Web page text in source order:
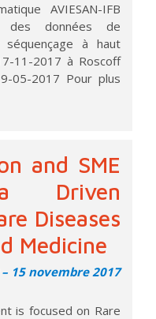
AVIESAN-IFB
des données de
séquençage à haut
11-2017 à Roscoff
05-2017 Pour plus
and SME
Driven
Diseases
Medicine
15 novembre 2017
is focused on Rare